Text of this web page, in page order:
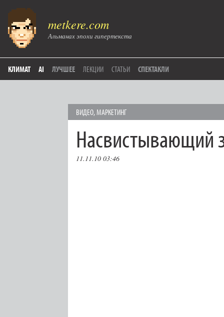
metkere.com
Альманах эпохи гипертекста
КЛИМАТ AI ЛУЧШЕЕ ЛЕКЦИИ СТАТЬИ СПЕКТАКЛИ
ВИДЕО,МАРКЕТИНГ
Насвистывающий
11.11.10 03:46